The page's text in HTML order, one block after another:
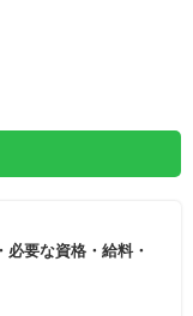
要な資格・給料・